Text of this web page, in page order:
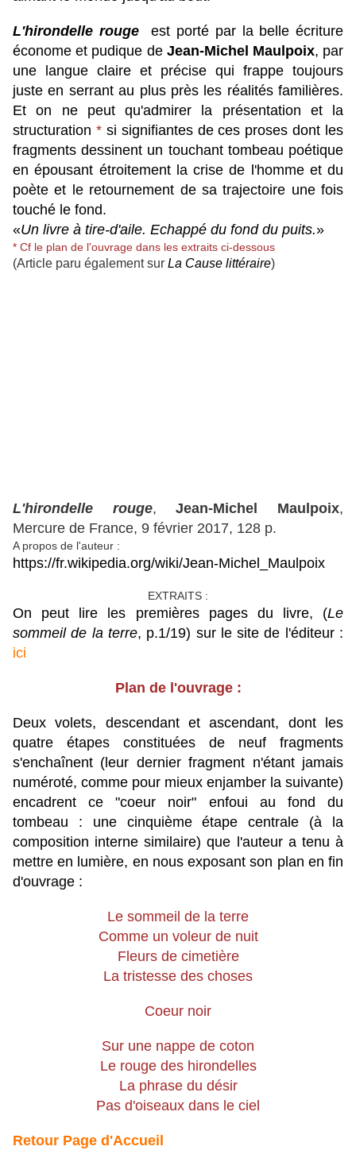
L'hirondelle rouge
est porté par la belle écriture
économe et pudique de Jean-Michel Maulpoix, par
une langue claire et précise qui frappe toujours
juste en serrant au plus près les réalités familières.
Et on ne peut qu'admirer la présentation et la
structuration * si signifiantes de ces proses dont les
fragments dessinent un touchant tombeau poétique
en épousant étroitement la crise de l'homme et du
poète et le retournement de sa trajectoire une fois
touché le fond.
«Un livre à tire-d'aile. Echappé du fond du puits.»
* Cf le plan de l'ouvrage dans les extraits ci-dessous
(Article paru également sur La Cause littéraire)
L'hirondelle rouge, Jean-Michel Maulpoix,
Mercure de France, 9 février 2017, 128 p.
A propos de l'auteur :
https://fr.wikipedia.org/wiki/Jean-Michel_Maulpoix
EXTRAITS :
On peut lire les premières pages du livre, (Le
sommeil de la terre, p.1/19) sur le site de l'éditeur :
ici
Plan de l'ouvrage :
Deux volets, descendant et ascendant, dont les
quatre étapes constituées de neuf fragments
s'enchaînent (leur dernier fragment n'étant jamais
numéroté, comme pour mieux enjamber la suivante)
encadrent ce "coeur noir" enfoui au fond du
tombeau : une cinquième étape centrale (à la
composition interne similaire) que l'auteur a tenu à
mettre en lumière, en nous exposant son plan en fin
d'ouvrage :
Le sommeil de la terre
Comme un voleur de nuit
Fleurs de cimetière
La tristesse des choses
Coeur noir
Sur une nappe de coton
Le rouge des hirondelles
La phrase du désir
Pas d'oiseaux dans le ciel
Retour Page d'Accueil